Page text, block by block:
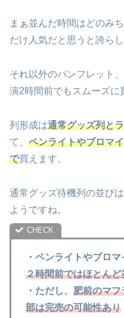
まぁ並んだ時間はどのみ
だけ人気だと思うと誇ら
それ以外のパンフレット
演2時間前でもスムーズに
列形成は通常グッズ列と
て、 ペンライトやブロマ
で買えます。
通常グッズ待機列の並び
ようですね。
・ペンライトやブロ
２時間前ではほとんど
・ただし、 肥前のマフ
部は完売の可能性あり